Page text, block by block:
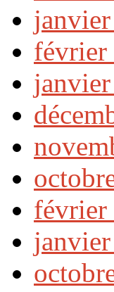
février
février